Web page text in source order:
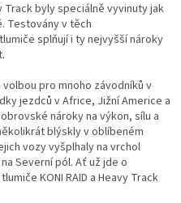
Track byly speciálně vyvinuty jak
Testovány v těch
splňují i ty nejvyšší nároky
volbou pro mnoho závodníků v
jezdců v Africe, Jižní Americe a
nároky na výkon, sílu a
blýskly v oblíbeném
vozy vyšplhaly na vrchol
Severní pól. Ať už jde o
KONI RAID a Heavy Track